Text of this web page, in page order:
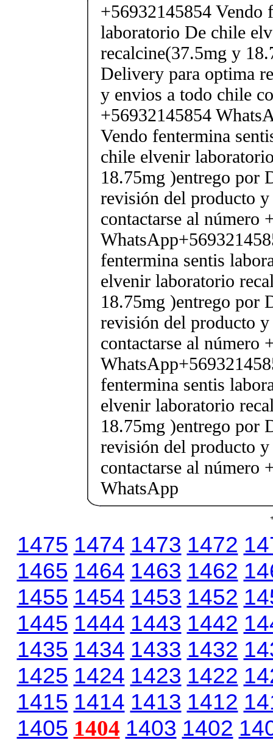
+56932145854 Vendo
laboratorio De chile
recalcine(37.5mg y
Delivery para optima
y envios a todo chile
+56932145854
Vendo fentermina
chile elvenir
18.75mg )entrego por
revisión del producto
contactarse al número
fentermina sentis
elvenir laboratorio
18.75mg )entrego por
revisión del producto
contactarse al número
fentermina sentis
elvenir laboratorio
18.75mg )entrego por
revisión del producto
contactarse al número
WhatsApp
1475 1474 1473 1472
1465 1464 1463 1462
1455 1454 1453 1452
1445 1444 1443 1442
1435 1434 1433 1432
1425 1424 1423 1422
1415 1414 1413 1412
1405 1404 1403 1402